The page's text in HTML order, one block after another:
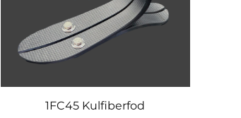
1FC45 Kulfiberfod